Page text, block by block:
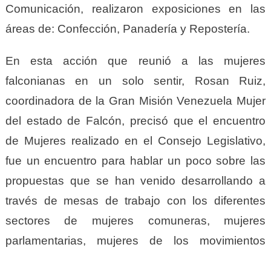
Comunicación, realizaron exposiciones en las
áreas de: Confección, Panadería y Repostería.
En esta acción que reunió a las mujeres
falconianas en un solo sentir, Rosan Ruiz,
coordinadora de la Gran Misión Venezuela Mujer
del estado de Falcón, precisó que el encuentro
de Mujeres realizado en el Consejo Legislativo,
fue un encuentro para hablar un poco sobre las
propuestas que se han venido desarrollando a
través de mesas de trabajo con los diferentes
sectores de mujeres comuneras, mujeres
parlamentarias, mujeres de los movimientos